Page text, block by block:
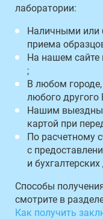
лаборатории:
Наличными или
приема
На нашем сайте
;
В любом
любого другого
Нашим
картой при
По расчетному
с
и
Способы
смотрите в
Как получить